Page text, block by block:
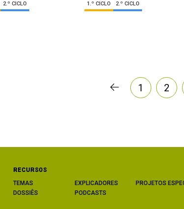
2.º CICLO 1.º CICLO 2.º CICLO
1 2
RECURSOS
TEMAS
DOSSIÊS
EXPLICADORES
PODCASTS
PROJETOS